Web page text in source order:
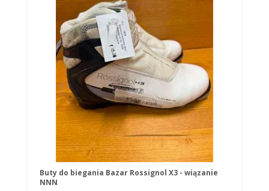
Buty do biegania Bazar Rossignol X3 - wiązanie
NNN